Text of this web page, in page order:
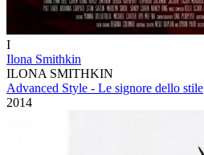
I
Ilona Smithkin
ILONA SMITHKIN
Advanced Style - Le signore dello stile
2014